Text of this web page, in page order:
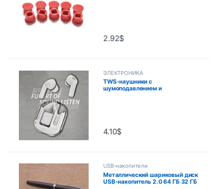
2.92$
ЭЛЕКТРОНИКА
TWS-наушники с
шумоподавлением и
4.10$
USB-накопители
Металлический шариковый диск
USB-накопитель 2.0 64 ГБ 32 ГБ